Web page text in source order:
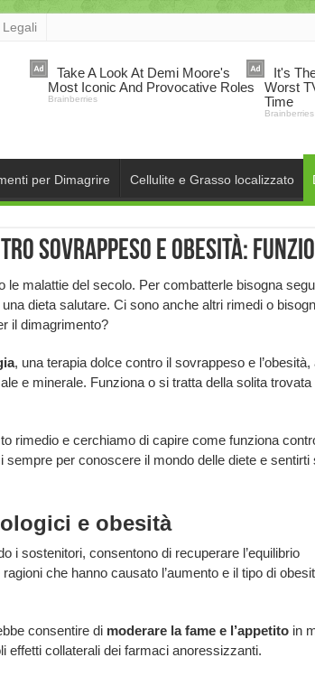
Legali
per Dimagrire Cellulite e Grasso localizzato
sovrappeso e obesità:
le malattie del secolo. Per combatterle bisogna
dieta salutare. Ci sono anche altri rimedi o
il dimagrimento?
, una terapia dolce contro il sovrappeso e l’obesità,
e minerale. Funziona o si tratta della solita
rimedio e cerchiamo di capire come funziona
sempre per conoscere il mondo delle diete e sentirti
e obesità
i sostenitori, consentono di recuperare l’equilibrio
che hanno causato l’aumento e il tipo di
consentire di moderare la fame e l’appetitoin
effetti collaterali dei farmaci anoressizzanti.